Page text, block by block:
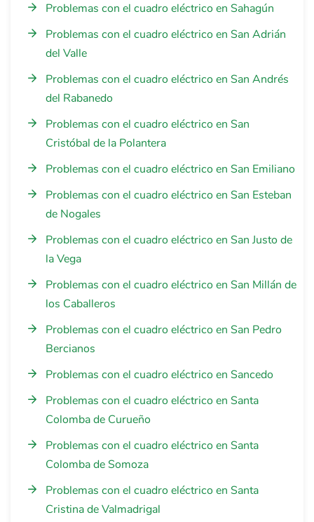
Problemas con el cuadro eléctrico en Sahagún
Problemas con el cuadro eléctrico en San Adrián
del Valle
Problemas con el cuadro eléctrico en San Andrés
del Rabanedo
Problemas con el cuadro eléctrico en San
Cristóbal de la Polantera
Problemas con el cuadro eléctrico en San Emiliano
Problemas con el cuadro eléctrico en San Esteban
de Nogales
Problemas con el cuadro eléctrico en San Justo de
la Vega
Problemas con el cuadro eléctrico en San Millán de
los Caballeros
Problemas con el cuadro eléctrico en San Pedro
Bercianos
Problemas con el cuadro eléctrico en Sancedo
Problemas con el cuadro eléctrico en Santa
Colomba de Curueño
Problemas con el cuadro eléctrico en Santa
Colomba de Somoza
Problemas con el cuadro eléctrico en Santa
Cristina de Valmadrigal